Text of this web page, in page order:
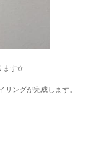
ます✩
ングが完成します。